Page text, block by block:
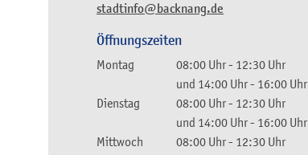
stadtinfo@backnang.de
Öffnungszeiten
Montag 08:00 Uhr- 12:30 Uhr
und 14:00 Uhr- 16:00 Uhr
Dienstag
08:00 Uhr- 12:30 Uhr
und 14:00 Uhr- 16:00 Uhr
Mittwoch
08:00 Uhr- 12:30 Uhr